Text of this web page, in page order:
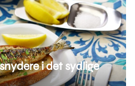
i det sydlige